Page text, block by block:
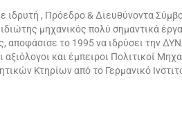
, Πρόεδρο & Διευθύνοντα
μηχανικός πολύ σημαντικά
το 1995 να ιδρύσει την
και έμπειροι Πολιτικοί
Κτηρίων από το Γερμανικό